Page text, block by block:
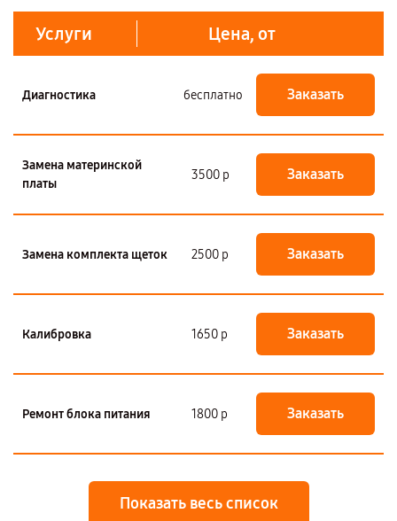
Услуги Цена, от
Диагностика бесплатно Заказать
Замена материнской
платы
3500 р Заказать
Замена комплекта щеток 2500 р Заказать
Калибровка 1650 р Заказать
Ремонт блока питания 1800 р Заказать
Показать весь список